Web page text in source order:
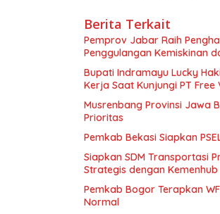
Berita Terkait
Pemprov Jabar Raih
Penggulangan Kemiskinan
Bupati Indramayu Lucky
Kerja Saat Kunjungi PT Free
Musrenbang Provinsi Jawa
Prioritas
Pemkab Bekasi Siapkan
Siapkan SDM Transportasi
Strategis dengan Kemenhub
Pemkab Bogor Terapkan
Normal